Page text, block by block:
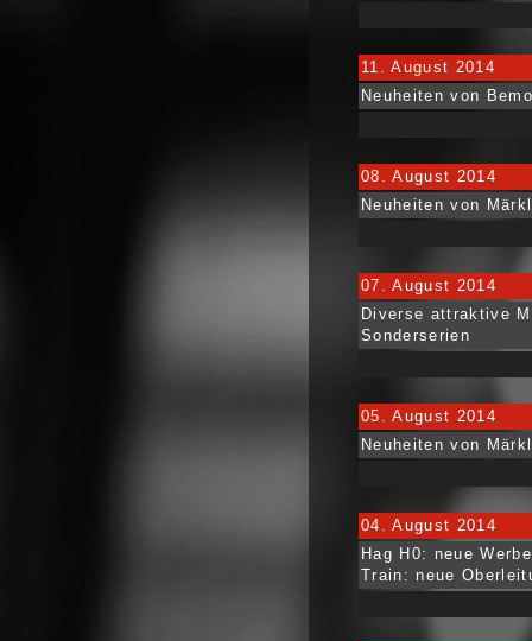
11. August 2014
Neuheiten von Bemo
08. August 2014
Neuheiten von
07. August 2014
Diverse attraktive
Sonderserien
05. August 2014
Neuheiten von
04. August 2014
Hag H0: neue
Train: neue